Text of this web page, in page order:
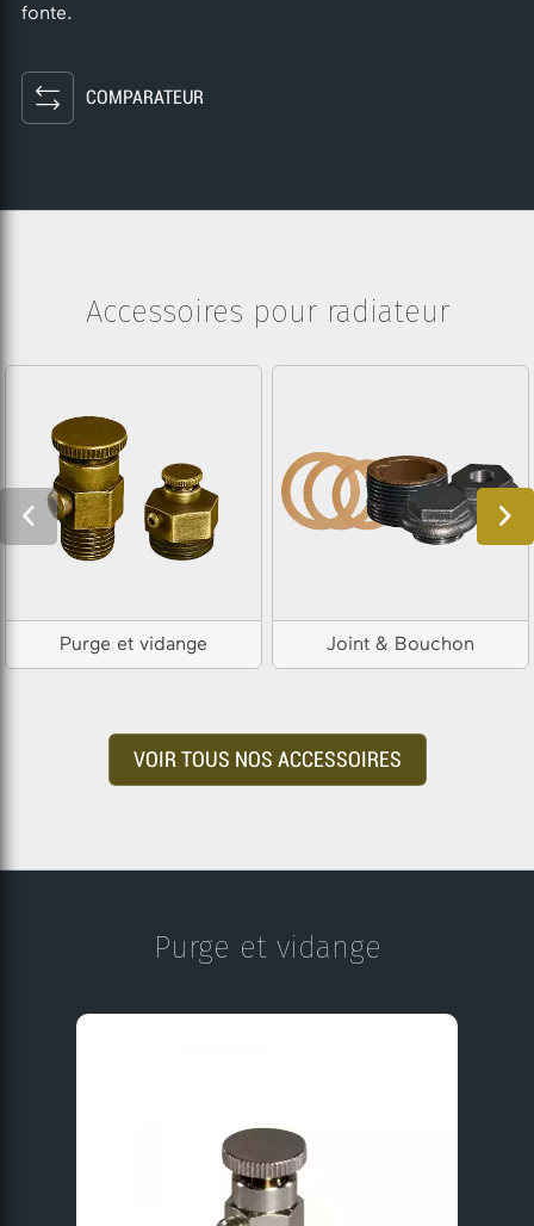
fonte.
COMPARATEUR
Accessoires pour radiateur
Purge et vidange Joint & Bouchon
VOIR TOUS NOS ACCESSOIRES
Purge et vidange